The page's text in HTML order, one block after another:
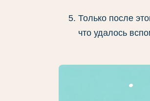
Только после
что удалось